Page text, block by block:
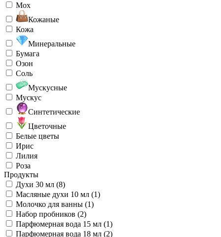
Мох
Кожаные
Кожа
Минеральные
Бумага
Озон
Соль
Мускусные
Мускус
Синтетические
Цветочные
Белые цветы
Ирис
Лилия
Роза
Продукты
Духи 30 мл (8)
Масляные духи 10 мл (1)
Молочко для ванны (1)
Набор пробников (2)
Парфюмерная вода 15 мл (1)
Парфюмерная вода 18 мл (2)